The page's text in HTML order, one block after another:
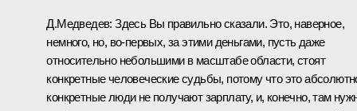
Д.Медведев: Здесь Вы правильно сказали. Это, наверное,
немного, но, во‑первых, за этими деньгами, пусть даже
относительно небольшими в масштабе области, стоят
конкретные человеческие судьбы, потому что это
конкретные люди не получают зарплату, и, конечно, там